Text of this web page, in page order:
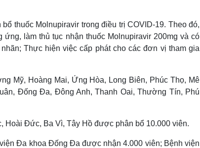
thuốc Molnupiravir trong điều trị COVID-19. Theo đó,
làm thủ tục nhận thuốc Molnupiravir 200mg và có
Thực hiện việc cấp phát cho các đơn vị tham gia
Mỹ, Hoàng Mai, Ứng Hòa, Long Biên, Phúc Thọ, Mê
Đống Đa, Đông Anh, Thanh Oai, Thường Tín, Phú
Hoài Đức, Ba Vì, Tây Hồ được phân bổ 10.000 viên.
Đa khoa Đống Đa được nhận 4.000 viên; Bệnh viện